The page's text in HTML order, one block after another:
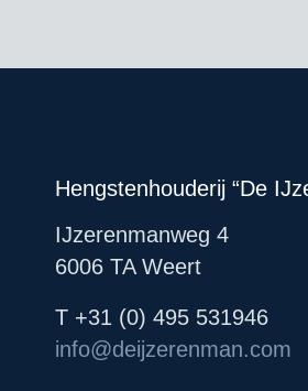
Hengstenhouderij “De
IJzerenmanweg 4
6006 TA Weert
T +31 (0) 495 531946
info@deijzerenman.com